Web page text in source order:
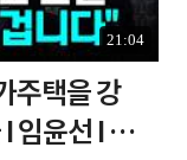
21:04
주택을 강
임윤선 I 정